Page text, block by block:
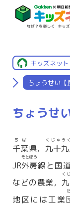
キッズネット
ちょうせい【
ちょうせ
千葉
ちば
県， 九十
くじゅう
JR外房
そとぼう
線と国
などの農業，
く
地区には工業